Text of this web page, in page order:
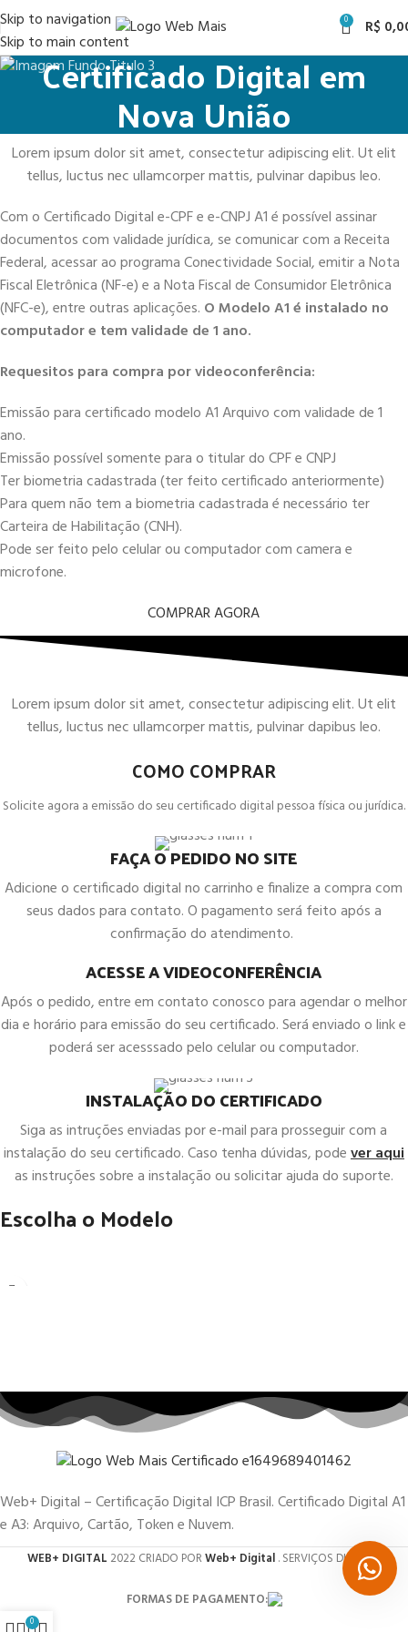
Skip to navigation
Skip to main content
0 R$
Certificado Digital em
Nova União
Lorem ipsum dolor sit amet, consectetur adipiscing elit. Ut elit
tellus, luctus nec ullamcorper mattis, pulvinar dapibus leo.
Com o Certificado Digital e-CPF e e-CNPJ A1 é possível assinar
documentos com validade jurídica, se comunicar com a Receita
Federal, acessar ao programa Conectividade Social, emitir a Nota
Fiscal Eletrônica (NF-e) e a Nota Fiscal de Consumidor Eletrônica
(NFC-e), entre outras aplicações. O Modelo A1 é instalado no
computador e tem validade de 1 ano.
Requesitos para compra por videoconferência:
Emissão para certificado modelo A1 Arquivo com validade de 1
ano.
Emissão possível somente para o titular do CPF e CNPJ
Ter biometria cadastrada (ter feito certificado anteriormente)
Para quem não tem a biometria cadastrada é necessário ter
Carteira de Habilitação (CNH).
Pode ser feito pelo celular ou computador com camera e
microfone.
COMPRAR AGORA
Lorem ipsum dolor sit amet, consectetur adipiscing elit. Ut elit
tellus, luctus nec ullamcorper mattis, pulvinar dapibus leo.
COMO COMPRAR
Solicite agora a emissão do seu certificado digital pessoa física ou jurídica.
FAÇA O PEDIDO NO SITE
Adicione o certificado digital no carrinho e finalize a compra com
seus dados para contato. O pagamento será feito após a
confirmação do atendimento.
ACESSE A VIDEOCONFERÊNCIA
Após o pedido, entre em contato conosco para agendar o melhor
dia e horário para emissão do seu certificado. Será enviado o link e
poderá ser acesssado pelo celular ou computador.
INSTALAÇÃO DO CERTIFICADO
Siga as intruções enviadas por e-mail para prosseguir com a
instalação do seu certificado. Caso tenha dúvidas, podever aqui
as instruções sobre a instalação ou solicitar ajuda do suporte.
Escolha o Modelo
Web+ Digital – Certificação Digital ICP Brasil. Certificado Digital A1
e A3: Arquivo, Cartão, Token e Nuvem.
WEB+ DIGITAL 2022 CRIADO PORWeb+ Digital. SERVIÇOS DIGITAIS.
FORMAS DE PAGAMENTO:
0